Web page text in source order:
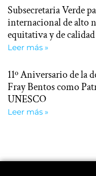
Subsecretaria Verde
internacional de alto
equitativa y de calidad
Leer más »
11º Aniversario de la
Fray Bentos como
UNESCO
Leer más »